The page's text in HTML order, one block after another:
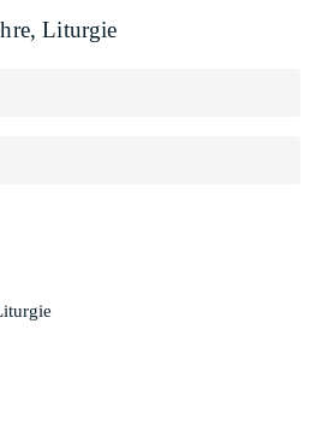
Liturgie